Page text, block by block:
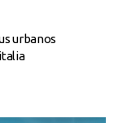
urbanos